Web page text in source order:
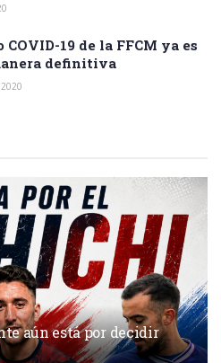
19 de la FFCM ya es
definitiva
2020
aún está por decidir